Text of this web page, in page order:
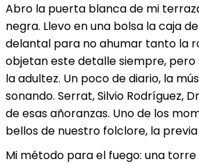
Abro la puerta blanca de mi
negra. Llevo en una bolsa la caja
delantal para no ahumar tanto la
objetan este detalle siempre,
la adultez. Un poco de diario, la
sonando. Serrat, Silvio Rodríguez,
de esas añoranzas. Uno de los
bellos de nuestro folclore, la previa
Mi método para el fuego: una